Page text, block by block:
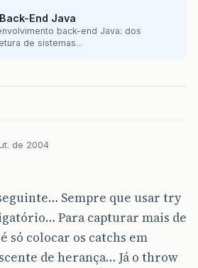
End Java
back-end Java: dos
de sistemas...
de 2004
Sempre que usar try
Para capturar mais de
só colocar os catchs em
de herança… Já o throw